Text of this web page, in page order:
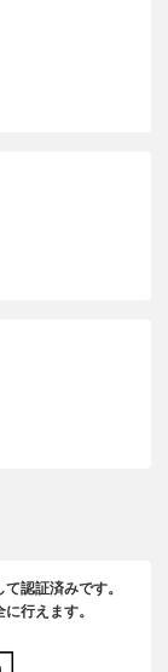
認証済みです。
行えます。